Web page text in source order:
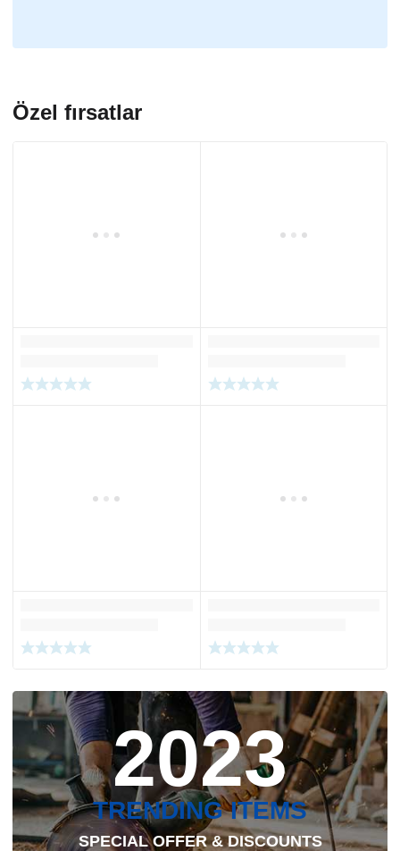
Özel fırsatlar
2023
TRENDING ITEMS
SPECIAL OFFER & DISCOUNTS